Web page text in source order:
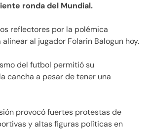
ronda del Mundial.
reflectores por la polémica
al jugador Folarin Balogun hoy.
del futbol permitió su
cancha a pesar de tener una
provocó fuertes protestas de
y altas figuras políticas en